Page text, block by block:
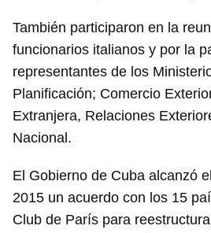
También participaron en la
funcionarios italianos y por la
representantes de los
Planificación; Comercio
Extranjera, Relaciones
Nacional.
El Gobierno de Cuba alcanzó
2015 un acuerdo con los 15
Club de París para